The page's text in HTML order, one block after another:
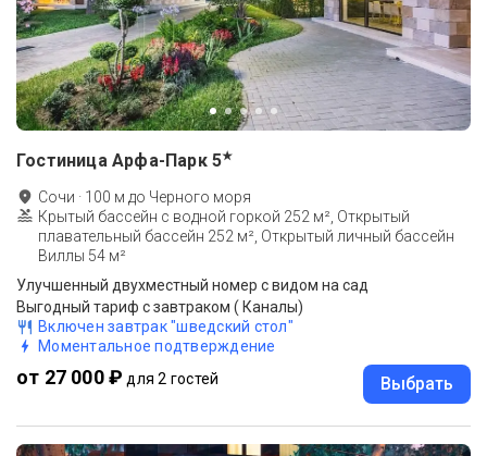
Гостиница Арфа-Парк 5★
Сочи · 100 м до Черного моря
Крытый бассейн с водной горкой 252 м², Открытый
плавательный бассейн 252 м², Открытый личный бассейн
Виллы 54 м²
Улучшенный двухместный номер с видом на сад
Выгодный тариф с завтраком ( Каналы)
Включен завтрак "шведский стол"
Моментальное подтверждение
от 27 000 ₽ для 2 гостей Выбрать